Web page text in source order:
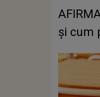
și cum